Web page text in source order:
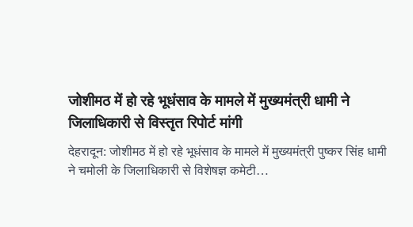
जोशीमठ में हो रहे भूधंसाव के मामले में मुख्यमंत्री धामी ने
जिलाधिकारी से विस्तृत रिपोर्ट मांगी
देहरादून: जोशीमठ में हो रहे भूधंसाव के मामले में मुख्यमंत्री पुष्कर सिंह धामी
ने चमोली के जिलाधिकारी से विशेषज्ञ कमेटी…